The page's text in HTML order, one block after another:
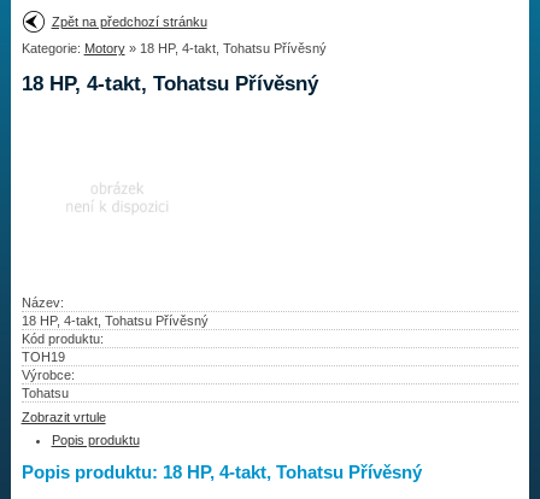
Provedení:
Výrobce:
Najít vrtuli
Vrtule
Kontakty
Aktuality
Zpět na předchozí stránku
Kategorie: Motory» 18 HP, 4-takt, Tohatsu Přívěsný
18 HP, 4-takt, Tohatsu Přívěsný
Název:
18 HP, 4-takt, Tohatsu Přívěsný
Kód produktu:
TOH19
Výrobce:
Tohatsu
Zobrazit vrtule
Popis produktu
Popis produktu: 18 HP, 4-takt, Tohatsu Přívěsný